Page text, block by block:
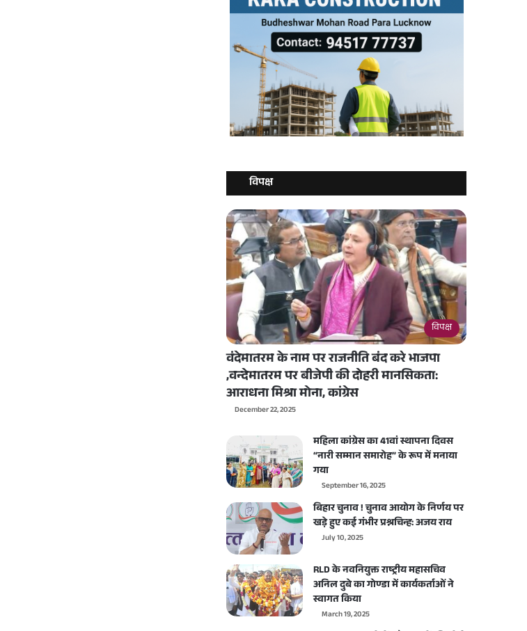
विपक्ष
विपक्ष
वंदेमातरम के नाम पर राजनीति बंद करे भाजपा
,वन्देमातरम पर बीजेपी की दोहरी मानसिकता:
आराधना मिश्रा मोना, कांग्रेस
December 22, 2025
महिला कांग्रेस का 41वां स्थापना दिवस
“नारी सम्मान समारोह” के रूप में मनाया
गया
September 16, 2025
बिहार चुनाव ! चुनाव आयोग के निर्णय पर
खड़े हुए कई गंभीर प्रश्नचिन्ह: अजय राय
July 10, 2025
RLD के नवनियुक्त राष्ट्रीय महासचिव
अनिल दुबे का गोण्डा में कार्यकर्ताओं ने
स्वागत किया
March 19, 2025